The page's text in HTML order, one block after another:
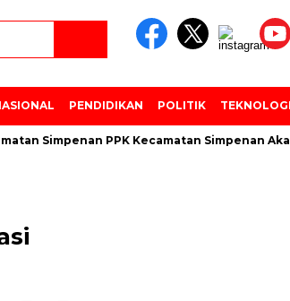
PENDIDIKAN POLITIK TEKNOLOGI
Simpenan PPK Kecamatan Simpenan Akan